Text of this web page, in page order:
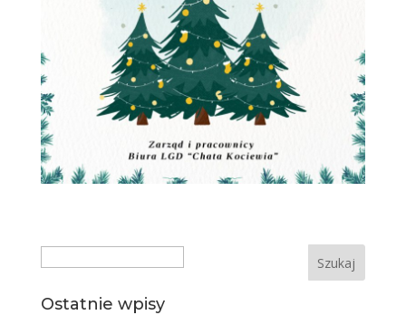
Ostatnie wpisy